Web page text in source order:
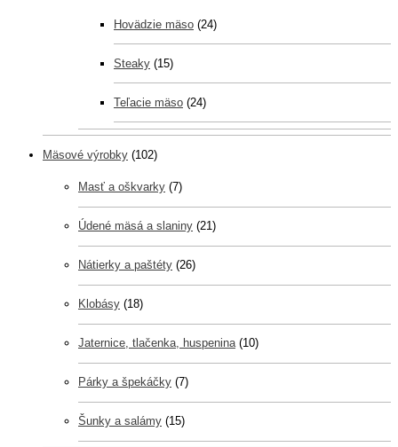
Hovädzie mäso (24)
Steaky (15)
Teľacie mäso (24)
Mäsové výrobky (102)
Masť a oškvarky (7)
Údené mäsá a slaniny (21)
Nátierky a paštéty (26)
Klobásy (18)
Jaternice, tlačenka, huspenina (10)
Párky a špekáčky (7)
Šunky a salámy (15)